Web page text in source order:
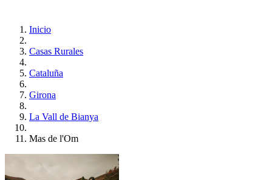
Inicio
Casas Rurales
Cataluña
Girona
La Vall de Bianya
Mas de l'Om